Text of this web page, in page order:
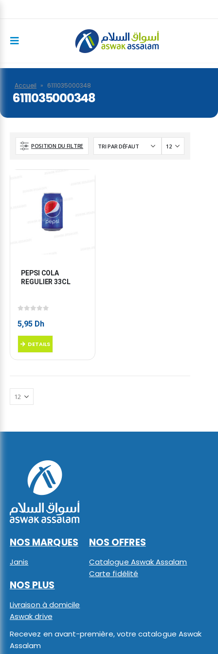
Accueil » 6111035000348
6111035000348
POSITION DU FILTRE
PEPSI COLA
REGULIER 33CL
5,95 Dh
DETAILS
NOS MARQUES
Janis
NOS OFFRES
Catalogue Aswak Assalam
Carte fidélité
NOS PLUS
Livraison à domicile
Aswak drive
Recevez en avant-première, votre catalogue Aswak
Assalam